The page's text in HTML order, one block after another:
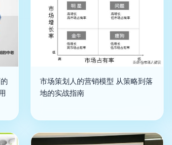
市场策划人的营销模型 从策略到落
地的实战指南